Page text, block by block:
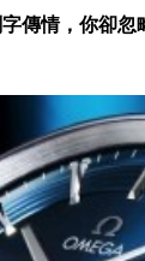
傳情，你卻